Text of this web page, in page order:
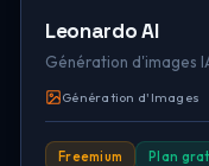
Leonardo AI
Génération d'images
Génération d'Images
Freemium Plan